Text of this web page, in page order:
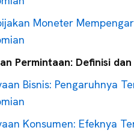
Moneter
Permintaan: Definisi
Bisnis: Pengaruhnya
Konsumen: Efeknya